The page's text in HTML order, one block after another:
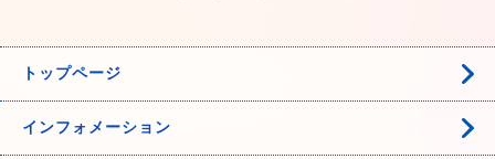
トップページ
インフォメーション